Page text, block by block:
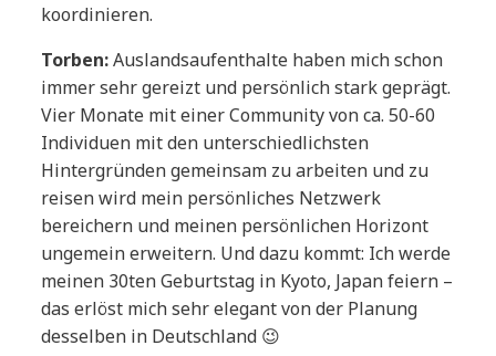
koordinieren.
Torben:Auslandsaufenthalte haben mich schon
immer sehr gereizt und persönlich stark geprägt.
Vier Monate mit einer Community von ca. 50-60
Individuen mit den unterschiedlichsten
Hintergründen gemeinsam zu arbeiten und zu
reisen wird mein persönliches Netzwerk
bereichern und meinen persönlichen Horizont
ungemein erweitern. Und dazu kommt: Ich werde
meinen 30ten Geburtstag in Kyoto, Japan feiern –
das erlöst mich sehr elegant von der Planung
desselben in Deutschland 😉